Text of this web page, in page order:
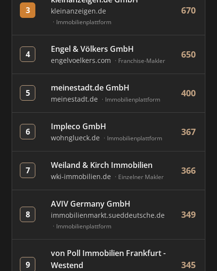
3 kleinanzeigen.de
Immobilienplattform
670
4 Engel & Völkers GmbH
engelvoelkers.com Franchise-Makler
650
5 meinestadt.de GmbH
meinestadt.de Immobilienplattform
400
6 Impleco GmbH
wohnglueck.de Immobilienplattform
367
7 Weiland & Kirch Immobilien
wki-immobilien.de Einzelner Makler
366
8
AVIV Germany GmbH
immobilienmarkt.sueddeutsche.de
Immobilienplattform
349
9
von Poll Immobilien Frankfurt -
Westend
345